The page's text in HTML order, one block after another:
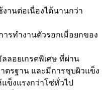
านต่อเนื่องได้นานกว่า
รทำงานตัวรอกเมื่อยกของ
ลอยเกรดพิเศษ ที่ผ่าน
ตรฐาน และมีการชุบผิวแข็ง
ข็งแรงกว่าโซ่ทั่วไป